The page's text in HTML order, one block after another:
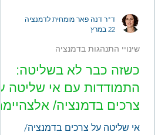
כשזה כבר לא בשליטה:
התמודדות עם אי שליטה
צרכים בדמנציה/ אלצהיימר
אי שליטה על צרכים בדמנציה/
שינויי התנהגות בדמנציה
ד"ר דנה פאר מומחית לדמנציה
22 במרץ